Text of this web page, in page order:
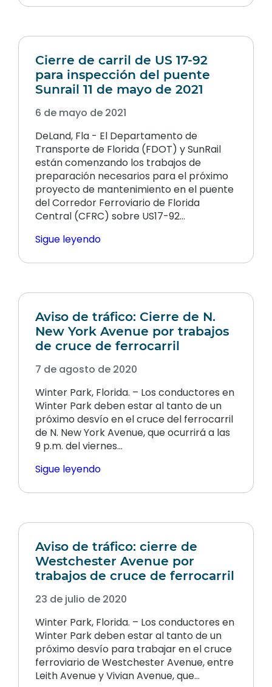
Cierre de carril de US 17-92
para inspección del puente
Sunrail 11 de mayo de 2021
6 de mayo de 2021
DeLand, Fla - El Departamento de
Transporte de Florida (FDOT) y SunRail
están comenzando los trabajos de
preparación necesarios para el próximo
proyecto de mantenimiento en el puente
del Corredor Ferroviario de Florida
Central (CFRC) sobre US17-92...
Sigue leyendo
Aviso de tráfico: Cierre de N.
New York Avenue por trabajos
de cruce de ferrocarril
7 de agosto de 2020
Winter Park, Florida. – Los conductores en
Winter Park deben estar al tanto de un
próximo desvío en el cruce del ferrocarril
de N. New York Avenue, que ocurrirá a las
9 p.m. del viernes…
Sigue leyendo
Aviso de tráfico: cierre de
Westchester Avenue por
trabajos de cruce de ferrocarril
23 de julio de 2020
Winter Park, Florida. – Los conductores en
Winter Park deben estar al tanto de un
próximo desvío para trabajar en el cruce
ferroviario de Westchester Avenue, entre
Leith Avenue y Vivian Avenue, que…